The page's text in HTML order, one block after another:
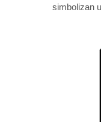
simbolizan